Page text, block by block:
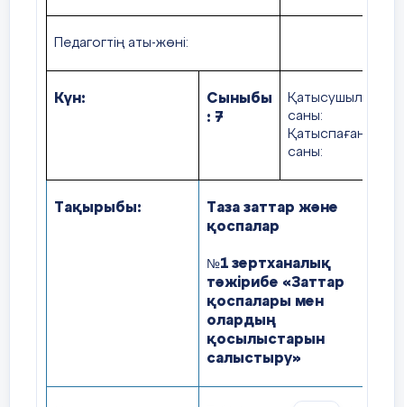
Педагогтің аты-жөні:
Күн:
Сыныбы
: 7
Қатысушылар
саны:
Қатыспағандар
саны:
Тақырыбы:
Таза заттар және
қоспалар
№1 зертханалық
тәжірибе «Заттар
қоспалары мен
олардың
қосылыстарын
салыстыру»